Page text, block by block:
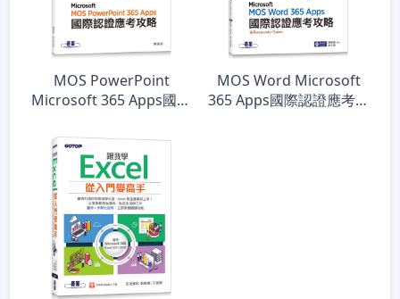
MOS PowerPoint
Microsoft 365 Apps國際
MOS Word Microsoft
365 Apps國際認證應考攻